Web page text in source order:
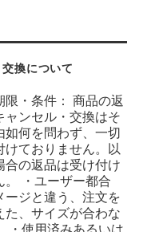
換について
限・条件： 商品の返
ャンセル・交換はそ
如何を問わず、一切
けておりません。以
合の返品は受け付け
。 ・ユーザー都合
ージと違う、注文を
た、サイズが合わな
・使用済みあるいは